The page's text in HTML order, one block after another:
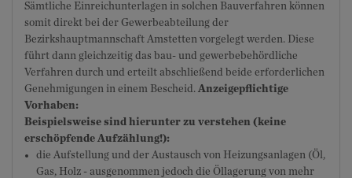
Sämtliche Einreichunterlagen in solchen Bauverfahren können
somit direkt bei der Gewerbeabteilung der
Bezirkshauptmannschaft Amstetten vorgelegt werden. Diese
führt dann gleichzeitig das bau- und gewerbebehördliche
Verfahren durch und erteilt abschließend beide erforderlichen
Genehmigungen in einem Bescheid. Anzeigepflichtige
Vorhaben:
Beispielsweise sind hierunter zu verstehen (keine
erschöpfende Aufzählung!):
die Aufstellung und der Austausch von Heizungsanlagen (Öl,
Gas, Holz - ausgenommen jedoch die Öllagerung von mehr